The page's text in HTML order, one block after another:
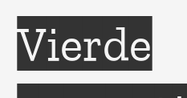
Vierde